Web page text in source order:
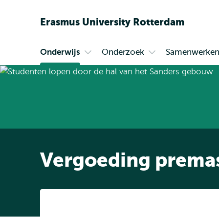
Erasmus University Rotterdam
Primair
Onderwijs
submenu
Onderzoek
submenu
Samenwerken
Vergoeding